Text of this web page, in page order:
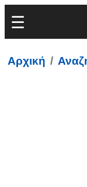
Αρχική